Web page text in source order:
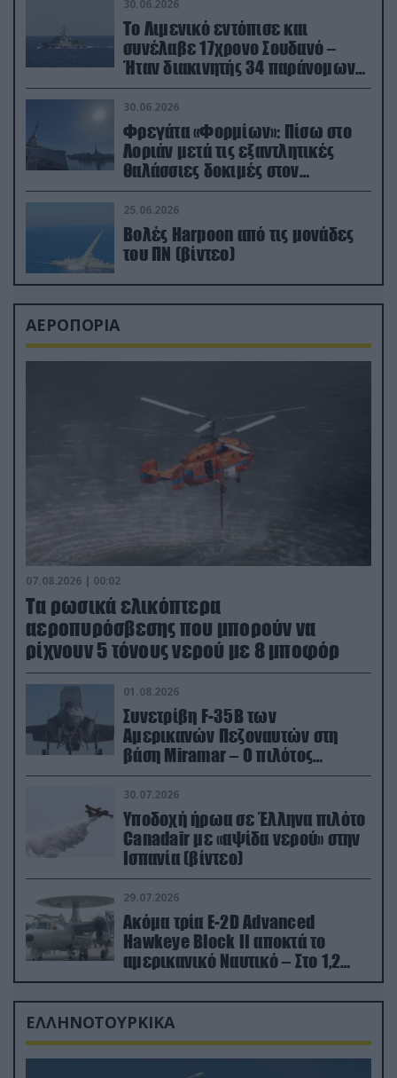
30.06.2026
Το Λιμενικό εντόπισε και
συνέλαβε 17χρονο Σουδανό –
Ήταν διακινητής 34 παράνομων
μεταναστών
30.06.2026
Φρεγάτα «Φορμίων»: Πίσω στο
Λοριάν μετά τις εξαντλητικές
θαλάσσιες δοκιμές στον
απαιτητικό Βισκαϊκό
25.06.2026
Βολές Harpoon από τις μονάδες
του ΠΝ (βίντεο)
ΑΕΡΟΠΟΡΙΑ
07.08.2026 | 00:02
Τα ρωσικά ελικόπτερα
αεροπυρόσβεσης που μπορούν να
ρίχνουν 5 τόνους νερού με 8 μποφόρ
01.08.2026
Συνετρίβη F-35B των
Αμερικανών Πεζοναυτών στη
βάση Miramar – Ο πιλότος
εκτινάχθηκε εγκαίρως
30.07.2026
Υποδοχή ήρωα σε Έλληνα πιλότο
Canadair με «αψίδα νερού» στην
Ισπανία (βίντεο)
29.07.2026
Ακόμα τρία E-2D Advanced
Hawkeye Block II αποκτά το
αμερικανικό Ναυτικό – Στο 1,2
δισ.δολάρια το κόστος
ΕΛΛΗΝΟΤΟΥΡΚΙΚΑ